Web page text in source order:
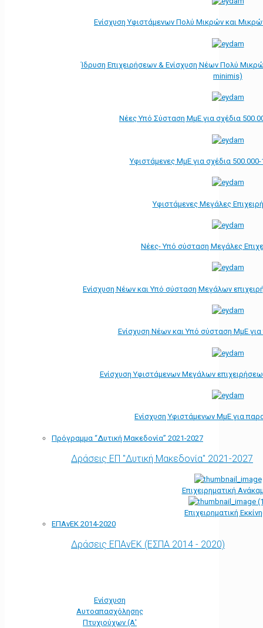
Ενίσχυση Υφιστάμενων Πολύ Μικρών και
Ίδρυση Επιχειρήσεων & Ενίσχυση Νέων Πολύ
minimis)
Νέες Υπό Σύσταση ΜμΕ για σχέδια
Υφιστάμενες ΜμΕ για σχέδια
Υφιστάμενες Μεγάλες
Νέες- Υπό σύσταση Μεγάλες
Ενίσχυση Νέων και Υπό σύσταση Μεγάλων
Ενίσχυση Νέων και Υπό σύσταση ΜμΕ
Ενίσχυση Υφιστάμενων Μεγάλων
Ενίσχυση Υφιστάμενων ΜμΕ για
Πρόγραμμα “Δυτική Μακεδονία” 2021-2027
Δράσεις ΕΠ "Δυτική Μακεδονία" 2021-2027
Επιχειρηματική
Επιχειρηματική
ΕΠΑνΕΚ 2014-2020
Δράσεις ΕΠΑνΕΚ (ΕΣΠΑ 2014 - 2020)
Ενίσχυση
Αυτοαπασχόλησης
Πτυχιούχων (Α'